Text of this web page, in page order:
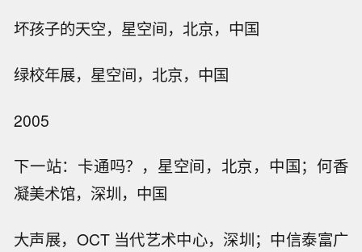
坏孩子的天空，星空间，北京，中国
绿校年展，星空间，北京，中国
2005
下一站：卡通吗？，星空间，北京，中国；何香
凝美术馆，深圳，中国
大声展，OCT 当代艺术中心，深圳；中信泰富广